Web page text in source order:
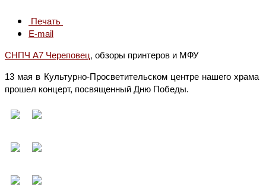
Печать
E-mail
СНПЧ А7 Череповец, обзоры принтеров и МФУ
13 мая в Культурно-Просветительском центре нашего храма
прошел концерт, посвященный Дню Победы.